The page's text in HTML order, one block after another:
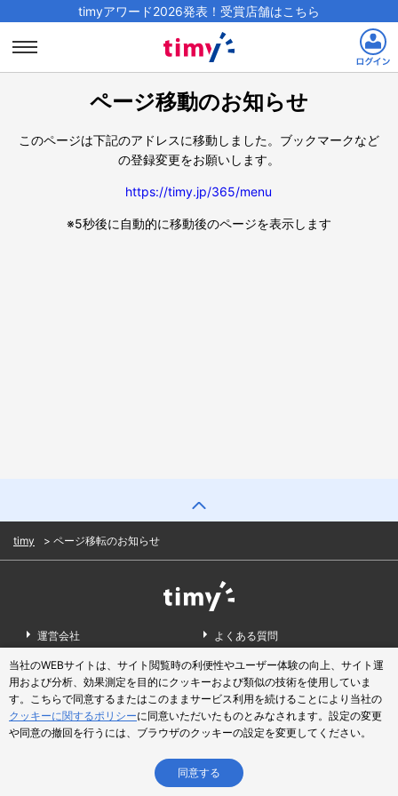
timyアワード2026発表！受賞店舗はこちら
ページ移動のお知らせ
このページは下記のアドレスに移動しました。 ブックマークなど
の登録変更をお願いします。
https://timy.jp/365/menu
※5秒後に自動的に移動後のページを表示します
timy ページ移転のお知らせ
運営会社 よくある質問
お問い合わせ 利用規約
クチコミ利用規約 プライバシーポリシー
掲載をご希望の店舗様
© Mitsubishi Corporation Energy Co., Ltd.
当社のWEBサイトは、サイト閲覧時の利便性やユーザー体験の向上、サイト運
用および分析、効果測定を目的にクッキーおよび類似の技術を使用していま
す。こちらで同意するまたはこのままサービス利用を続けることにより当社の
クッキーに関するポリシーに同意いただいたものとみなされます。設定の変更
や同意の撤回を行うには、ブラウザのクッキーの設定を変更してください。
同意する